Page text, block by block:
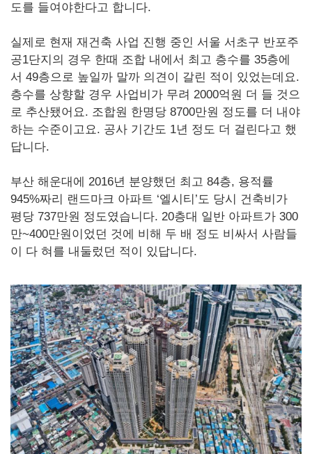
도를 들여야한다고 합니다.
실제로 현재 재건축 사업 진행 중인 서울 서초구 반포주
공1단지의 경우 한때 조합 내에서 최고 층수를 35층에
서 49층으로 높일까 말까 의견이 갈린 적이 있었는데요.
층수를 상향할 경우 사업비가 무려 2000억원 더 들 것으
로 추산됐어요. 조합원 한명당 8700만원 정도를 더 내야
하는 수준이고요. 공사 기간도 1년 정도 더 걸린다고 했
답니다.
부산 해운대에 2016년 분양했던 최고 84층, 용적률
945%짜리 랜드마크 아파트 ‘엘시티’도 당시 건축비가
평당 737만원 정도였습니다. 20층대 일반 아파트가 300
만~400만원이었던 것에 비해 두 배 정도 비싸서 사람들
이 다 혀를 내둘렀던 적이 있답니다.